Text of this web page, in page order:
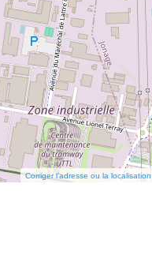
Corriger l’adresse ou la localisation